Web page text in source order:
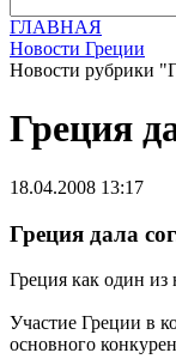
ГЛАВНАЯ
Новости Греции
Новости
Греция
18.04.2008 13:17
Греция дала
Греция как один из
Участие Греции в
основного